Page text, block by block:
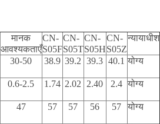
मानक
आवश्यकताएँ
CN-
S05F
CN-
S05T
CN-
S05H
CN-
S05Z
न्यायाधीश
30-50 38.9 39.2 39.3 40.1 योग्य
0.6-2.5 1.74 2.02 2.40 2.4 योग्य
47 57 57 56 57 योग्य